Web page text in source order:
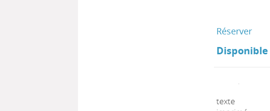
Réserver
Disponible
texte